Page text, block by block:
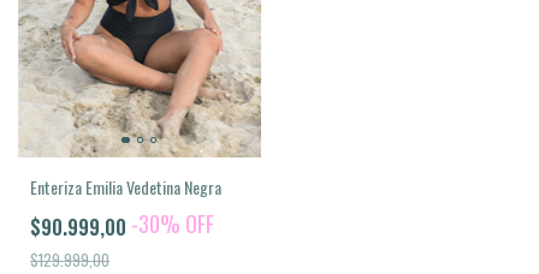
Enteriza Emilia Vedetina Negra
$90.999,00 -30% OFF
$129.999,00